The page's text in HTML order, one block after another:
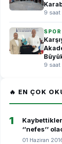
9
SPOR
9
🔥 EN ÇOK
1
‘’nefes’’
01 Haziran